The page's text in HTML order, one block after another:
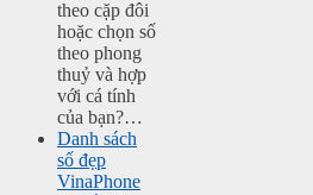
theo cặp đôi
hoặc chọn số
theo phong
thuỷ và hợp
với cá tính
của bạn?…
Danh sách
số đẹp
VinaPhone